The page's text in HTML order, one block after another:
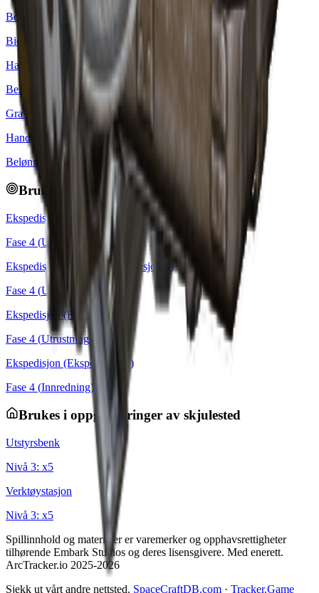
Belønning
1
Bier!
Handelsmann
Celeste
Belønning
Grave opp dritt
Handelsmann
Belønning
2
Brukes i prosjekter
Ekspedisjonsprosjekt (Ekspedisjon 1)
Fase 4 (Utstyr
Ekspedisjonsprosjekt (Ekspedisjon 2)
Fase 4 (Utstyr
5
Ekspedisjon (Ekspedisjon 3)
Fase 4 (Utrustning
Ekspedisjon (Ekspedisjon 4)
Fase 4 (Innredning): x
Brukes i oppgraderinger av skjulested
Utstyrsbenk
Nivå 3: x5
Verktøystasjon
Nivå 3: x5
Spillinnhold og materialer er varemerker og opphavsrettigheter
tilhørende Embark Studios og deres lisensgivere. Med enerett.
ArcTracker.io 2025-2026
Sjekk ut vårt andre nettsted. SpaceCraftDB.com · Tracker.Game